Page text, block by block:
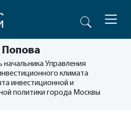
Попова
начальника Управления
климата
инвестиционной и
политики города Москвы